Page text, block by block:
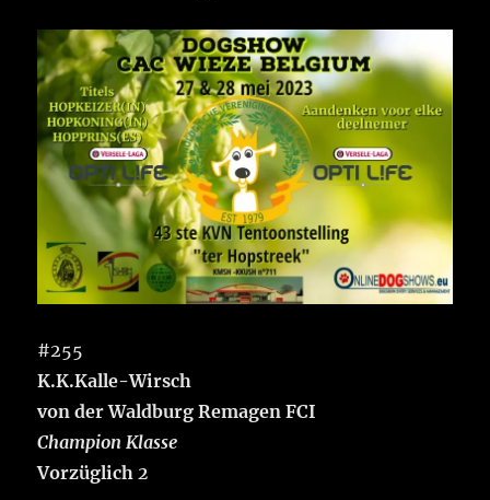
#255
K.K.Kalle-Wirsch
von der Waldburg Remagen FCI
Champion Klasse
Vorzüglich2